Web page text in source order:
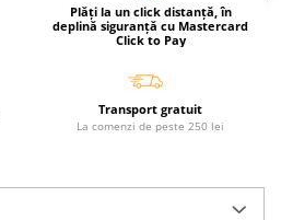
Plăți la un click distanță, în
deplină siguranță cu Mastercard
Click to Pay
Transport gratuit
La comenzi de peste 250 lei